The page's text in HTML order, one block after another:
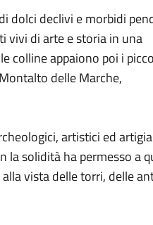
dolci declivi e morbidi
vivi di arte e storia in una
colline appaiono poi i
delle Marche,
artistici ed
la solidità ha permesso a
vista delle torri, delle